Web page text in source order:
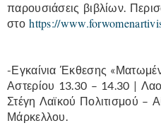
παρουσιάσεις βιβλίων.
στοhttps://
-Εγκαίνια Έκθεσης
Αστερίου 13.30 – 14.30 |
Στέγη Λαϊκού Πολιτισμού –
Μάρκελλου.